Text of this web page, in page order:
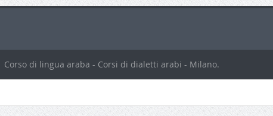
di lingua araba - Corsi di dialetti arabi - Milano.